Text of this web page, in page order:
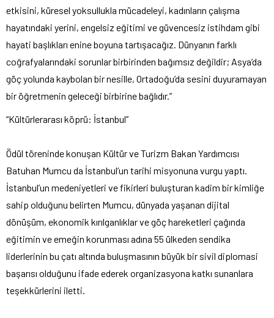
etkisini, küresel yoksullukla mücadeleyi, kadınların çalışma
hayatındaki yerini, engelsiz eğitimi ve güvencesiz istihdam gibi
hayati başlıkları enine boyuna tartışacağız. Dünyanın farklı
coğrafyalarındaki sorunlar birbirinden bağımsız değildir; Asya’da
göç yolunda kaybolan bir nesille, Ortadoğu’da sesini duyuramayan
bir öğretmenin geleceği birbirine bağlıdır.”
“Kültürlerarası köprü: İstanbul”
Ödül töreninde konuşan Kültür ve Turizm Bakan Yardımcısı
Batuhan Mumcu da İstanbul’un tarihi misyonuna vurgu yaptı.
İstanbul’un medeniyetleri ve fikirleri buluşturan kadim bir kimliğe
sahip olduğunu belirten Mumcu, dünyada yaşanan dijital
dönüşüm, ekonomik kırılganlıklar ve göç hareketleri çağında
eğitimin ve emeğin korunması adına 55 ülkeden sendika
liderlerinin bu çatı altında buluşmasının büyük bir sivil diplomasi
başarısı olduğunu ifade ederek organizasyona katkı sunanlara
teşekkürlerini iletti.